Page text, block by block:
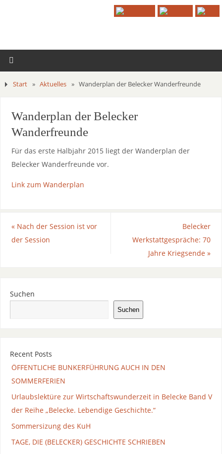
Start » Aktuelles » Wanderplan der Belecker Wanderfreunde
Wanderplan der Belecker
Wanderfreunde
Für das erste Halbjahr 2015 liegt der Wanderplan der
Belecker Wanderfreunde vor.
Link zum Wanderplan
«Nach der Session ist vor
der Session
Belecker
Werkstattgespräche: 70
Jahre Kriegsende»
Suchen
Suchen
Recent Posts
ÖFFENTLICHE BUNKERFÜHRUNG AUCH IN DEN
SOMMERFERIEN
Urlaubslektüre zur Wirtschaftswunderzeit in Belecke Band V
der Reihe „Belecke. Lebendige Geschichte.“
Sommersizung des KuH
TAGE, DIE (BELECKER) GESCHICHTE SCHRIEBEN